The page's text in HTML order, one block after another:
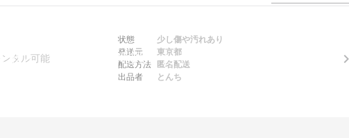
ん。アプリをご利用ください。
タル可能
状態
発送元
配送方法
出品者
少し傷や汚れあり
東京都
匿名配送
とんち